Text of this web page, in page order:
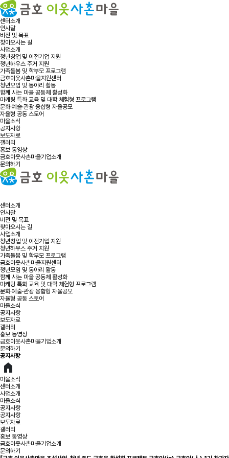
센터소개
인사말
비전 및 목표
찾아오시는 길
사업소개
청년창업 및 이전기업 지원
청년하우스 주거 지원
가족돌봄 및 학부모 프로그램
금호이웃사촌마을지원센터
청년모임 및 동아리 활동
함께 사는 마을 공동체 활성화
마케팅 특화 교육 및 대학 체험형 프로그램
문화·예술·관광 융합형 자율공모
자율형 공동 스토어
마을소식
공지사항
보도자료
갤러리
홍보 동영상
금호이웃사촌마을기업소개
문의하기
센터소개
인사말
비전 및 목표
찾아오시는 길
사업소개
청년창업 및 이전기업 지원
청년하우스 주거 지원
가족돌봄 및 학부모 프로그램
금호이웃사촌마을지원센터
청년모임 및 동아리 활동
함께 사는 마을 공동체 활성화
마케팅 특화 교육 및 대학 체험형 프로그램
문화·예술·관광 융합형 자율공모
자율형 공동 스토어
마을소식
공지사항
보도자료
갤러리
홍보 동영상
금호이웃사촌마을기업소개
문의하기
공지사항
마을소식
센터소개
사업소개
마을소식
공지사항
공지사항
보도자료
갤러리
홍보 동영상
금호이웃사촌마을기업소개
문의하기